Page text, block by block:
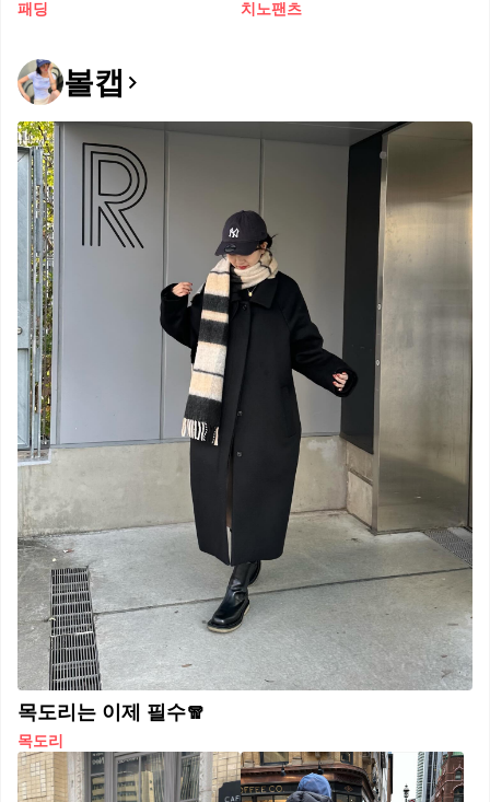
패딩
치노팬츠
볼캡
목도리는 이제 필수🧣
목도리